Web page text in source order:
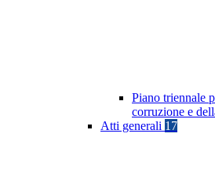
Piano triennale
corruzione e
Atti generali 17